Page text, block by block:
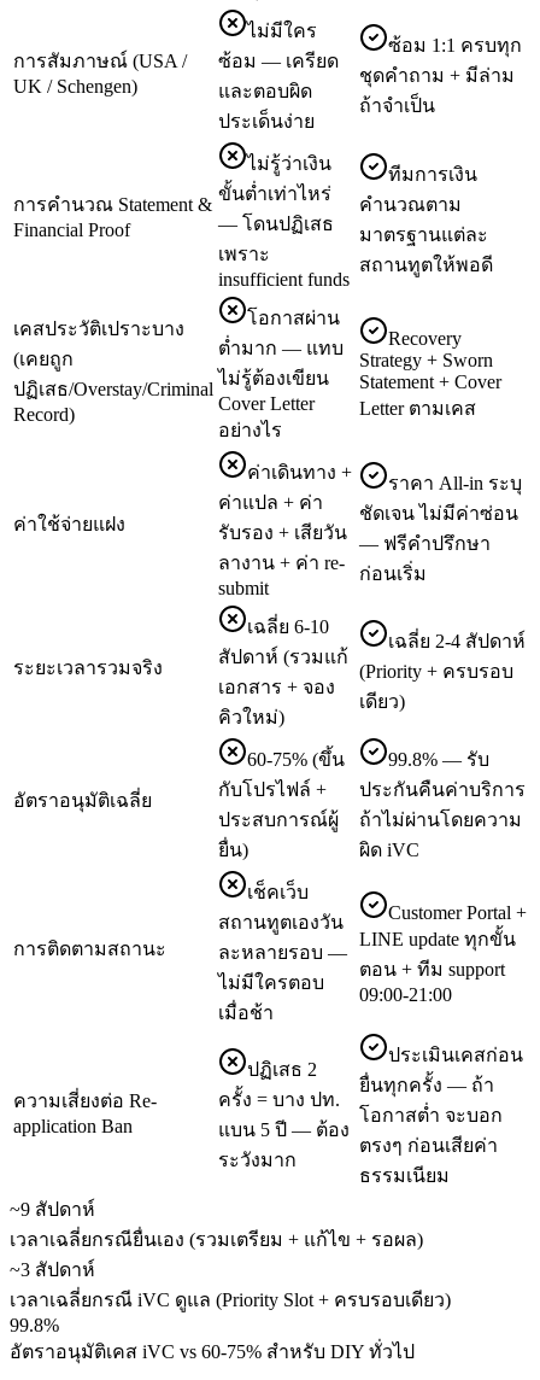
การสัมภาษณ์ (USA /
UK / Schengen)
ไม่มีใคร
ซ้อม — เครียด
และตอบผิด
ประเด็นง่าย
ซ้อม 1:1 ครบทุก
ชุดคำถาม + มีล่าม
ถ้าจำเป็น
การคำนวณ Statement &
Financial Proof
ไม่รู้ว่าเงิน
ขั้นต่ำเท่าไหร่
— โดนปฏิเสธ
เพราะ
insufficient funds
ทีมการเงิน
คำนวณตาม
มาตรฐานแต่ละ
สถานทูตให้พอดี
เคสประวัติเปราะบาง
(เคยถูก
ปฏิเสธ/Overstay/Criminal
Record)
โอกาสผ่าน
ต่ำมาก — แทบ
ไม่รู้ต้องเขียน
Cover Letter
อย่างไร
Recovery
Strategy + Sworn
Statement + Cover
Letter ตามเคส
ค่าใช้จ่ายแฝง
ค่าเดินทาง +
ค่าแปล + ค่า
รับรอง + เสียวัน
ลางาน + ค่า re-
submit
ราคา All-in ระบุ
ชัดเจน ไม่มีค่าซ่อน
— ฟรีคำปรึกษา
ก่อนเริ่ม
ระยะเวลารวมจริง
เฉลี่ย 6-10
สัปดาห์ (รวมแก้
เอกสาร + จอง
คิวใหม่)
เฉลี่ย 2-4 สัปดาห์
(Priority + ครบรอบ
เดียว)
อัตราอนุมัติเฉลี่ย
60-75% (ขึ้น
กับโปรไฟล์ +
ประสบการณ์ผู้
ยื่น)
99.8% — รับ
ประกันคืนค่าบริการ
ถ้าไม่ผ่านโดยความ
ผิด iVC
การติดตามสถานะ
เช็คเว็บ
สถานทูตเองวัน
ละหลายรอบ —
ไม่มีใครตอบ
เมื่อช้า
Customer Portal +
LINE update ทุกขั้น
ตอน + ทีม support
09:00-21:00
ความเสี่ยงต่อ Re-
application Ban
ปฏิเสธ 2
ครั้ง = บาง ปท.
แบน 5 ปี — ต้อง
ระวังมาก
ประเมินเคสก่อน
ยื่นทุกครั้ง — ถ้า
โอกาสต่ำ จะบอก
ตรงๆ ก่อนเสียค่า
ธรรมเนียม
~9 สัปดาห์
เวลาเฉลี่ยกรณียื่นเอง (รวมเตรียม + แก้ไข + รอผล)
~3 สัปดาห์
เวลาเฉลี่ยกรณี iVC ดูแล (Priority Slot + ครบรอบเดียว)
99.8%
อัตราอนุมัติเคส iVC vs 60-75% สำหรับ DIY ทั่วไป